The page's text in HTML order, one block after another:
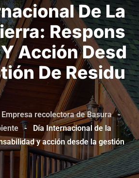
De La
Respons
Acción Desd
De Residu
recolectora de Basura -
-
Día Internacional de la
y acción desde la gestión